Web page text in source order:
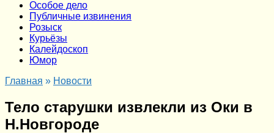
Особое дело
Публичные извинения
Розыск
Курьёзы
Калейдоскоп
Юмор
Главная » Новости
Тело старушки извлекли из Оки в
Н.Новгороде